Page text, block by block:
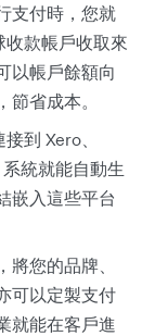
支付時，您就
款帳戶收取來
以帳戶餘額向
省成本。
到 Xero、
統就能自動生
嵌入這些平台
您的品牌、
可以定製支付
就能在客戶進